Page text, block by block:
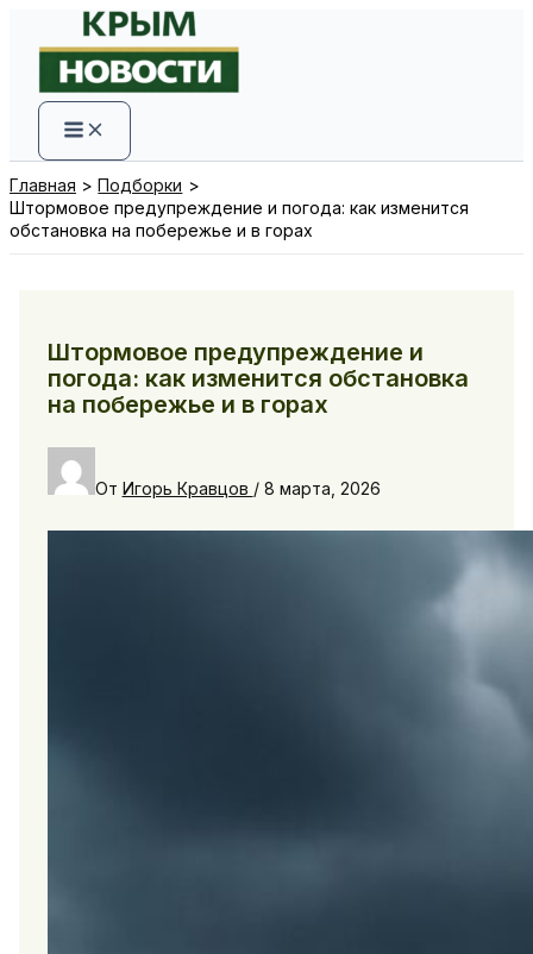
содержимому
Главная
Подборки
Штормовое предупреждение и погода: как изменится
обстановка на побережье и в горах
Штормовое предупреждение и
погода: как изменится обстановка
на побережье и в горах
От Игорь Кравцов / 8 марта, 2026